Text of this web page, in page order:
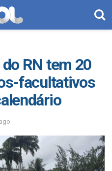
RN tem 20
facultativos